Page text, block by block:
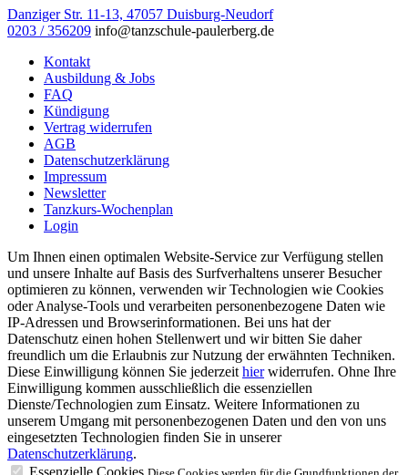
Danziger Str. 11-13, 47057 Duisburg-Neudorf
0203 / 356209 info@tanzschule-paulerberg.de
Kontakt
Ausbildung & Jobs
FAQ
Kündigung
Vertrag widerrufen
AGB
Datenschutzerklärung
Impressum
Newsletter
Tanzkurs-Wochenplan
Login
Um Ihnen einen optimalen Website-Service zur Verfügung stellen
und unsere Inhalte auf Basis des Surfverhaltens unserer Besucher
optimieren zu können, verwenden wir Technologien wie Cookies
oder Analyse-Tools und verarbeiten personenbezogene Daten wie
IP-Adressen und Browserinformationen. Bei uns hat der
Datenschutz einen hohen Stellenwert und wir bitten Sie daher
freundlich um die Erlaubnis zur Nutzung der erwähnten Techniken.
Diese Einwilligung können Sie jederzeit hierwiderrufen. Ohne Ihre
Einwilligung kommen ausschließlich die essenziellen
Dienste/Technologien zum Einsatz. Weitere Informationen zu
unserem Umgang mit personenbezogenen Daten und den von uns
eingesetzten Technologien finden Sie in unserer
Datenschutzerklärung.
Essenzielle Cookies